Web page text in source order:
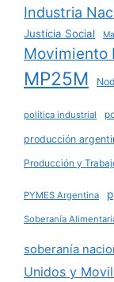
Industria
Justicia Social
Movimiento
MP25M
política industrial
producción
Producción y
PYMES Argentina
Soberanía
soberanía
Unidos y